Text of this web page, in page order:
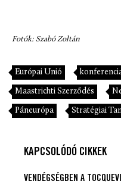
Fotók: Szabó Zoltán
Európai Unió
Maastrichti Szerződés
Páneurópa Stratégiai
KAPCSOLÓDÓ CIKKEK
VENDÉGSÉGBEN A